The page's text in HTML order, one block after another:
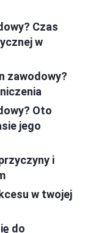
Czas
w
zawodowy?
Oto
jego
i
w twojej
do